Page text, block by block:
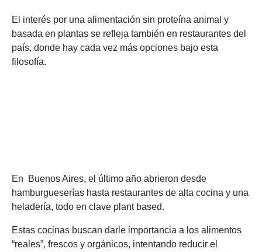
El interés por una alimentación sin proteína animal y
basada en plantas se refleja también en restaurantes del
país, donde hay cada vez más opciones bajo esta
filosofía.
En Buenos Aires, el último año abrieron desde
hamburgueserías hasta restaurantes de alta cocina y una
heladería, todo en clave plant based.
Estas cocinas buscan darle importancia a los alimentos
“reales”, frescos y orgánicos, intentando reducir el